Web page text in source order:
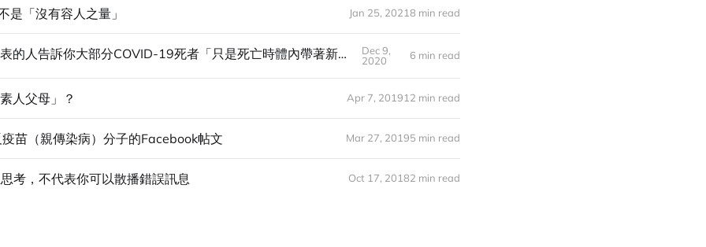
是「沒有容人之量」 Jan 25, 20218 min read
當不懂看圖表的人告訴你大部分COVID-19死者「只是死亡時體內帶著新冠病毒」
Dec 9,
2020
6 min read
人父母」？ Apr 7, 201912 min read
苗（親傳染病）分子的Facebook帖文 Mar 27, 20195 min read
考，不代表你可以散播錯誤訊息 Oct 17, 20182 min read